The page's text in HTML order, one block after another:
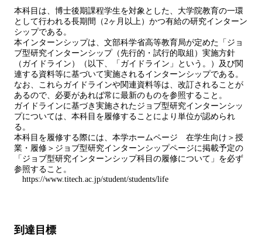
本科目は、博士後期課程学生を対象とした、大学院教育の一環
として行われる長期間（2ヶ月以上）かつ有給の研究インターン
シップである。
本インターンシップは、文部科学省高等教育局が定めた「ジョ
ブ型研究インターンシップ（先行的・試行的取組）実施方針
（ガイドライン）（以下、「ガイドライン」という。）及び関
連する資料等に基づいて実施されるインターンシップである。
なお、これらガイドラインや関連資料等は、改訂されることが
あるので、必要があれば常に最新のものを参照すること。
ガイドラインに基づき実施されたジョブ型研究インターンシッ
プについては、本科目を履修することにより単位が認められ
る。
本科目を履修する際には、本学ホームページ 在学生向け＞授
業・履修＞ジョブ型研究インターンシップページに掲載予定の
「ジョブ型研究インターンシップ科目の履修について」を必ず
参照すること。
https://www.titech.ac.jp/student/students/life
到達目標